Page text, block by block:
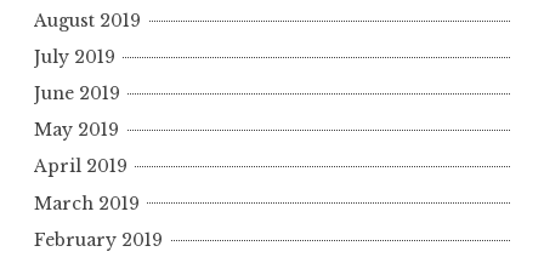
August 2019
July 2019
June 2019
May 2019
April 2019
March 2019
February 2019